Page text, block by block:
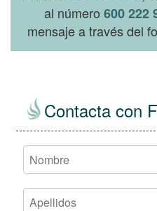
al número600 222
mensaje a través del
Contacta con